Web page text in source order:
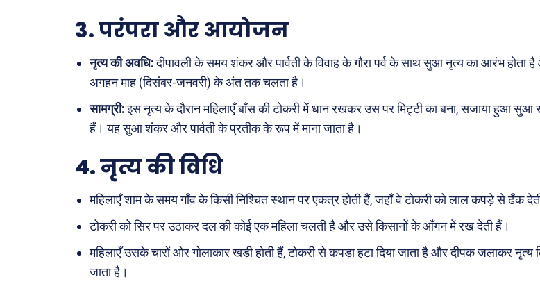
मनोरंजन
फ़िल्मी दुनिया
खेल
पर्यटन
Laptops
Mobiles
स्वास्थ्य
धर्म व
महिला
3.परंपरा और आयोजन
नृत्य की अवधि:दीपावली के समय शंकर और पार्वती के विवाह के गौरा पर्व के साथ सुआ नृत्य का आरंभ होता
अगहन माह (दिसंबर-जनवरी) के अंत तक चलता है।
सामग्री:इस नृत्य के दौरान महिलाएँ बाँस की टोकरी में धान रखकर उस पर मिट्टी का बना, सजाया हुआ सुआ
हैं। यह सुआ शंकर और पार्वती के प्रतीक के रूप में माना जाता है।
4.नृत्य की विधि
महिलाएँ शाम के समय गाँव के किसी निश्चित स्थान पर एकत्र होती हैं, जहाँ वे टोकरी को लाल कपड़े से ढँक
टोकरी को सिर पर उठाकर दल की कोई एक महिला चलती है और उसे किसानों के आँगन में रख देती हैं।
महिलाएँ उसके चारों ओर गोलाकार खड़ी होती हैं, टोकरी से कपड़ा हटा दिया जाता है और दीपक जलाकर नृत्य
जाता है।